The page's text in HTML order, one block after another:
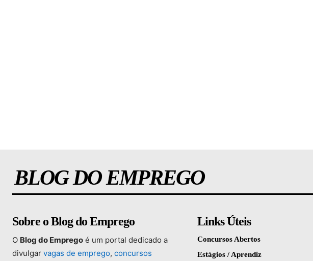
BLOG DO EMPREGO
Sobre o Blog do Emprego
O Blog do Emprego é um portal dedicado a
divulgar vagas de emprego, concursos
Links Úteis
Concursos Abertos
Estágios / Aprendiz